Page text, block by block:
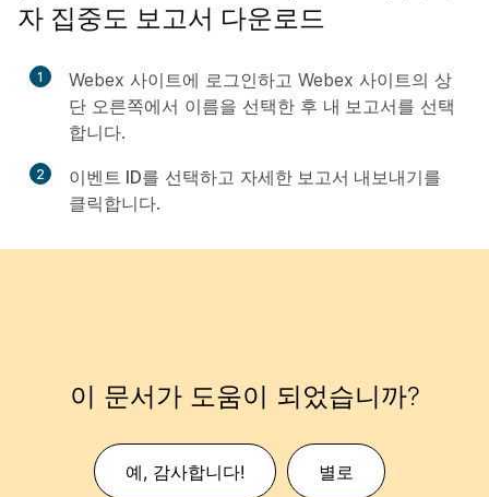
자 집중도 보고서 다운로드
1
Webex 사이트에 로그인하고 Webex 사이트의 상
단 오른쪽에서 이름을 선택한 후 내 보고서를 선택
합니다.
2 이벤트 ID를 선택하고 자세한 보고서 내보내기를
클릭합니다.
이 문서가 도움이 되었습니까?
예, 감사합니다! 별로